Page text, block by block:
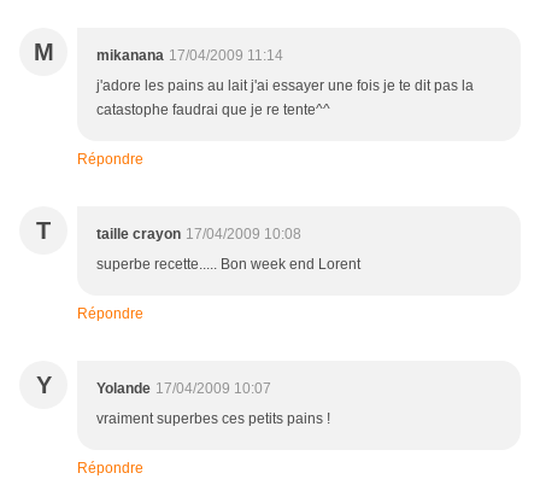
M mikanana 17/04/2009 11:14
j'adore les pains au lait j'ai essayer une fois je te dit pas la
catastophe faudrai que je re tente^^
Répondre
T taille crayon 17/04/2009 10:08
superbe recette..... Bon week end Lorent
Répondre
Y Yolande 17/04/2009 10:07
vraiment superbes ces petits pains !
Répondre